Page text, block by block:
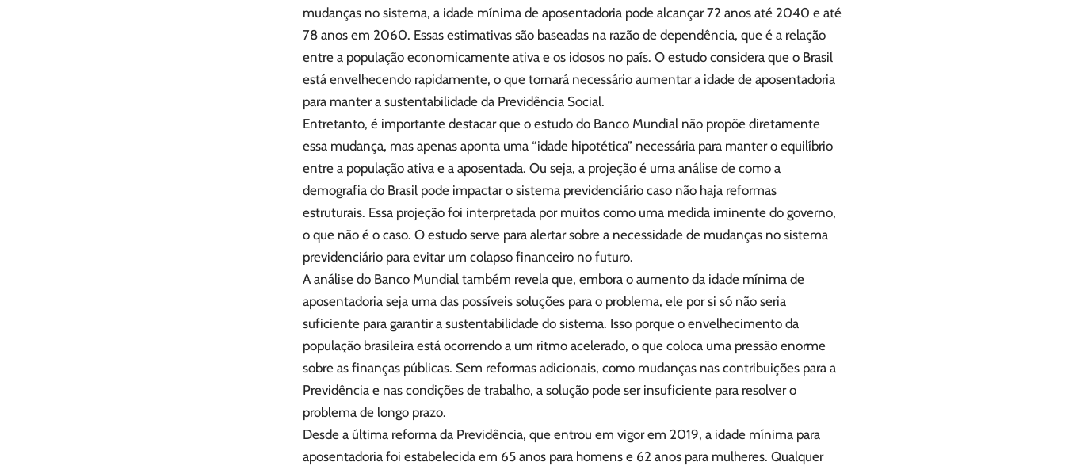
mudanças no sistema, a idade mínima de aposentadoria pode alcançar 72 anos até 2040 e até
78 anos em 2060. Essas estimativas são baseadas na razão de dependência, que é a relação
entre a população economicamente ativa e os idosos no país. O estudo considera que o Brasil
está envelhecendo rapidamente, o que tornará necessário aumentar a idade de aposentadoria
para manter a sustentabilidade da Previdência Social.
Entretanto, é importante destacar que o estudo do Banco Mundial não propõe diretamente
essa mudança, mas apenas aponta uma “idade hipotética” necessária para manter o equilíbrio
entre a população ativa e a aposentada. Ou seja, a projeção é uma análise de como a
demografia do Brasil pode impactar o sistema previdenciário caso não haja reformas
estruturais. Essa projeção foi interpretada por muitos como uma medida iminente do governo,
o que não é o caso. O estudo serve para alertar sobre a necessidade de mudanças no sistema
previdenciário para evitar um colapso financeiro no futuro.
A análise do Banco Mundial também revela que, embora o aumento da idade mínima de
aposentadoria seja uma das possíveis soluções para o problema, ele por si só não seria
suficiente para garantir a sustentabilidade do sistema. Isso porque o envelhecimento da
população brasileira está ocorrendo a um ritmo acelerado, o que coloca uma pressão enorme
sobre as finanças públicas. Sem reformas adicionais, como mudanças nas contribuições para a
Previdência e nas condições de trabalho, a solução pode ser insuficiente para resolver o
problema de longo prazo.
Desde a última reforma da Previdência, que entrou em vigor em 2019, a idade mínima para
aposentadoria foi estabelecida em 65 anos para homens e 62 anos para mulheres. Qualquer